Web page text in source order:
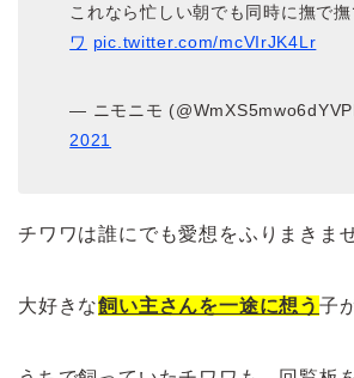
これなら忙しい朝でも同時に撫で
ワ pic.twitter.com/mcVIrJK4Lr
— ニモニモ
2021
チワワは誰にでも愛想をふりまきま
大好きな飼い主さんを一途に想う子